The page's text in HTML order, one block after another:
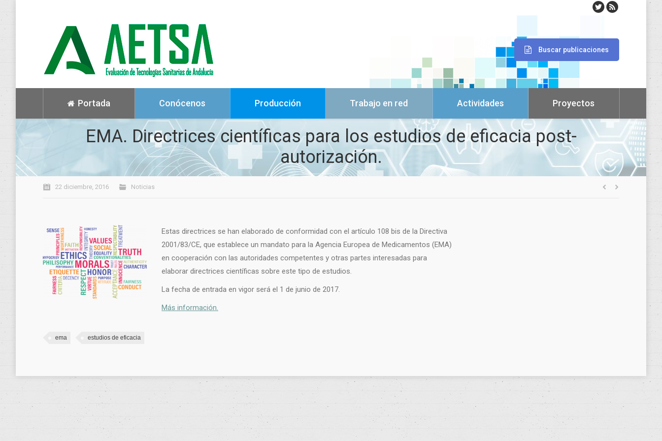
Buscar publicaciones
Portada Conócenos Producción Trabajo en red Actividades Proyectos
EMA. Directrices científicas para los estudios de eficacia post-
autorización.
22 diciembre, 2016 Noticias
Estas directrices se han elaborado de conformidad con el artículo 108 bis de la Directiva
2001/83/CE, que establece un mandato para la Agencia Europea de Medicamentos (EMA)
en cooperación con las autoridades competentes y otras partes interesadas para
elaborar directrices científicas sobre este tipo de estudios.
La fecha de entrada en vigor será el 1 de junio de 2017.
Más información.
ema estudios de eficacia